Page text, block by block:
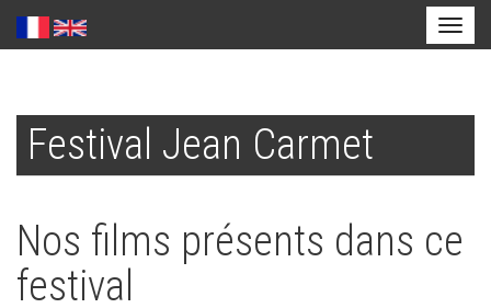
contenu
principal
Festival Jean Carmet
Nos films présents dans ce
festival